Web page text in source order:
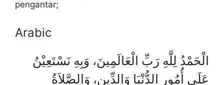
pengantar;
Arabic
الْحَمْدُ لِلَّهِ رَبِّ الْعَالَمِينَ، وَبِهِ نَسْتَعِيْنُ
عَلَى أُمُورِ الدُّنْيَا وَالدِّينِ، وَالصَّلاَةُ